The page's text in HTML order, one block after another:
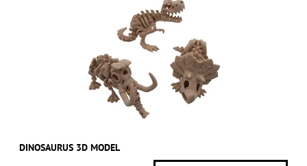
DINOSAURUS 3D MODEL